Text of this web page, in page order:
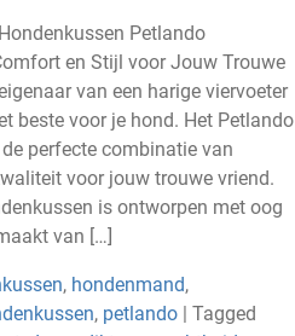
Petlando
en Stijl voor Jouw Trouwe
van een harige viervoeter
beste voor je hond. Het Petlando
perfecte combinatie van
voor jouw trouwe vriend.
is ontworpen met oog
van […]
, hondenmand,
, petlando | Tagged